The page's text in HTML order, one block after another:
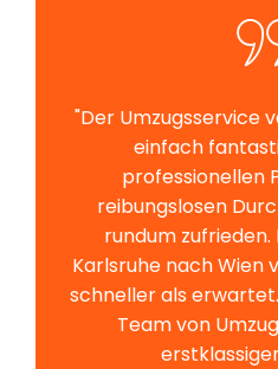
"Der Umzugsservice
einfach
professionellen
reibungslosen
rundum zufrieden.
Karlsruhe nach Wien
schneller als
Team von